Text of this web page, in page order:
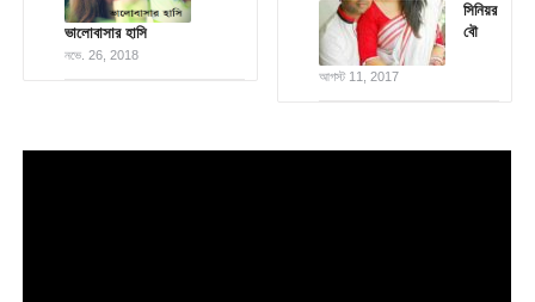
ভালোবাসার হাসি
নভে. 26, 2018
সিনিয়র
বৌ
আগস্ট 11, 2017